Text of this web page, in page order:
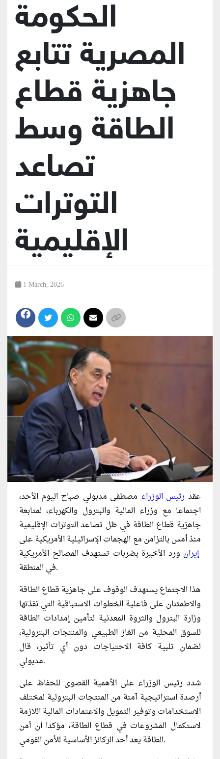
الحكومة
المصرية تتابع
جاهزية قطاع
الطاقة وسط
تصاعد
التوترات
الإقليمية
1 March, 2026
عقد رئيس الوزراء مصطفى مدبولي صباح اليوم الأحد،
اجتماعا مع وزراء المالية والبترول والكهرباء، لمتابعة
جاهزية قطاع الطاقة في ظل تصاعد التوترات الإقليمية
منذ أمس بالتزامن مع الهجمات الإسرائيلية الأمريكية على
إيران ورد الأخيرة بضربات تستهدف المصالح الأمريكية
في المنطقة.
هذا الاجتماع يستهدف الوقوف على جاهزية قطاع الطاقة
والاطمئنان على فاعلية الخطوات الاستباقية التي نفذتها
وزارة البترول والثروة المعدنية لتأمين إمدادات الطاقة
للسوق المحلية من الغاز الطبيعي والمنتجات البترولية،
لضمان تلبية كافة الاحتياجات دون أي تأثير، قال
مدبولي.
شدد رئيس الوزراء على الأهمية القصوى للحفاظ على
أرصدة استراتيجية آمنة من المنتجات البترولية لمختلف
الاستخدامات وتوفير التمويل والاعتمادات المالية اللازمة
لاستكمال المشروعات في قطاع الطاقة، مؤكدا أن أمن
الطاقة يعد أحد الركائز الأساسية للأمن القومي.